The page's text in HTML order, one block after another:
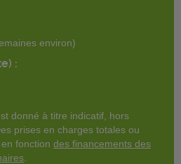
environ)
:
donné à titre indicatif, hors
prises en charges totales ou
fonction des financements des